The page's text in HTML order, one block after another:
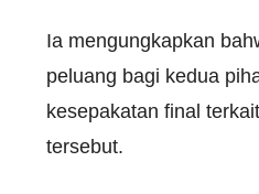
Ia mengungkapkan
peluang bagi kedua
kesepakatan final
tersebut.